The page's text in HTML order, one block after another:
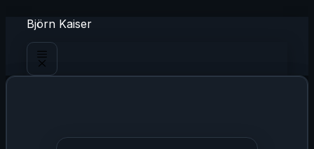
Inhalt
springen
Björn Kaiser
Menü